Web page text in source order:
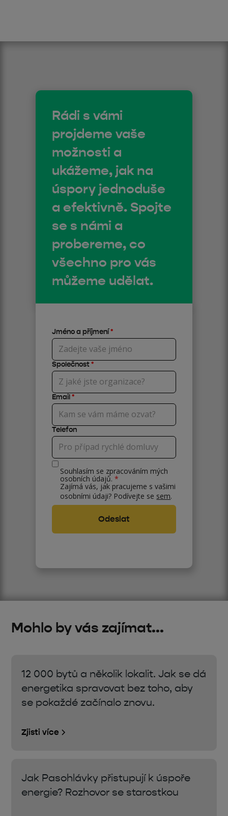
Rádi s vámi
projdeme vaše
možnosti a
ukážeme, jak na
úspory jednoduše
a efektivně. Spojte
se s námi a
probereme, co
všechno pro vás
můžeme udělat.
Jméno a příjmení*
Společnost*
Email*
Telefon
Souhlasím se zpracováním mých
osobních údajů.*
Zajímá vás, jak pracujeme s vašimi
osobními údaji? Podívejte se sem.
Mohlo by vás zajímat...
12 000 bytů a několik lokalit. Jak se dá
energetika spravovat bez toho, aby
se pokaždé začínalo znovu.
Zjisti více
Jak Pasohlávky přistupují k úspoře
energie? Rozhovor se starostkou